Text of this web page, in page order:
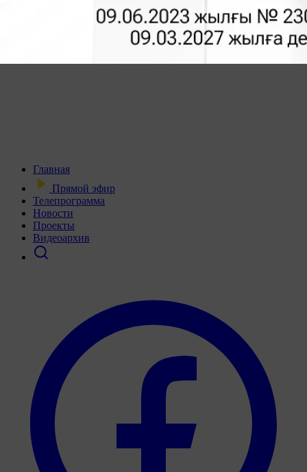
Главная
Прямой эфир
Телепрограмма
Новости
Проекты
Видеоархив